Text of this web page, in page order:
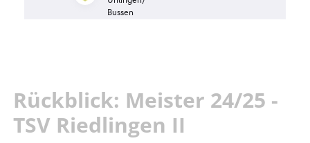
Rückblick: Meister 24/25 -
TSV Riedlingen II